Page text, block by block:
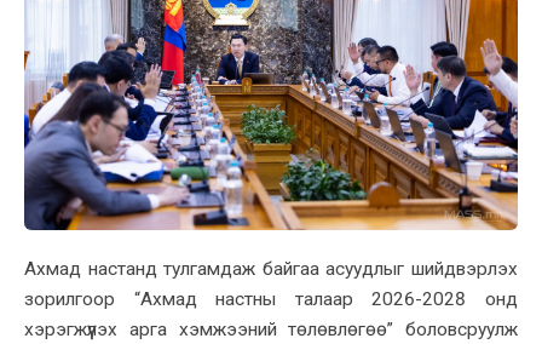
Ахмад настанд тулгамдаж байгаа асуудлыг шийдвэрлэх
зорилгоор “Ахмад настны талаар 2026-2028 онд
хэрэгжүүлэх арга хэмжээний төлөвлөгөө” боловсруулж